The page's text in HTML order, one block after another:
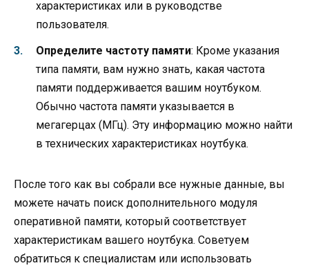
характеристиках или в руководстве
пользователя.
Определите частоту памяти: Кроме указания
типа памяти, вам нужно знать, какая частота
памяти поддерживается вашим ноутбуком.
Обычно частота памяти указывается в
мегагерцах (МГц). Эту информацию можно найти
в технических характеристиках ноутбука.
После того как вы собрали все нужные данные, вы
можете начать поиск дополнительного модуля
оперативной памяти, который соответствует
характеристикам вашего ноутбука. Советуем
обратиться к специалистам или использовать